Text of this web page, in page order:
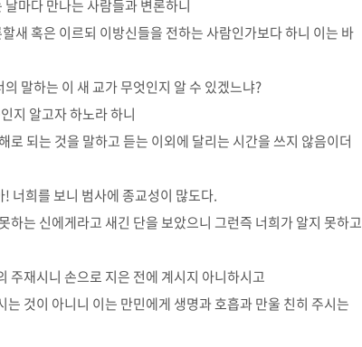
마다 만나는 사람들과 변론하니
새 혹은 이르되 이방신들을 전하는 사람인가보다 하니 이는 바
말하는 이 새 교가 무엇인지 알 수 있겠느냐?
지 알고자 하노라 하니
되는 것을 말하고 듣는 이외에 달리는 시간을 쓰지 않음이더
너희를 보니 범사에 종교성이 많도다.
는 신에게라고 새긴 단을 보았으니 그런즉 너희가 알지 못하고
주재시니 손으로 지은 전에 계시지 아니하시고
것이 아니니 이는 만민에게 생명과 호흡과 만울 친히 주시는